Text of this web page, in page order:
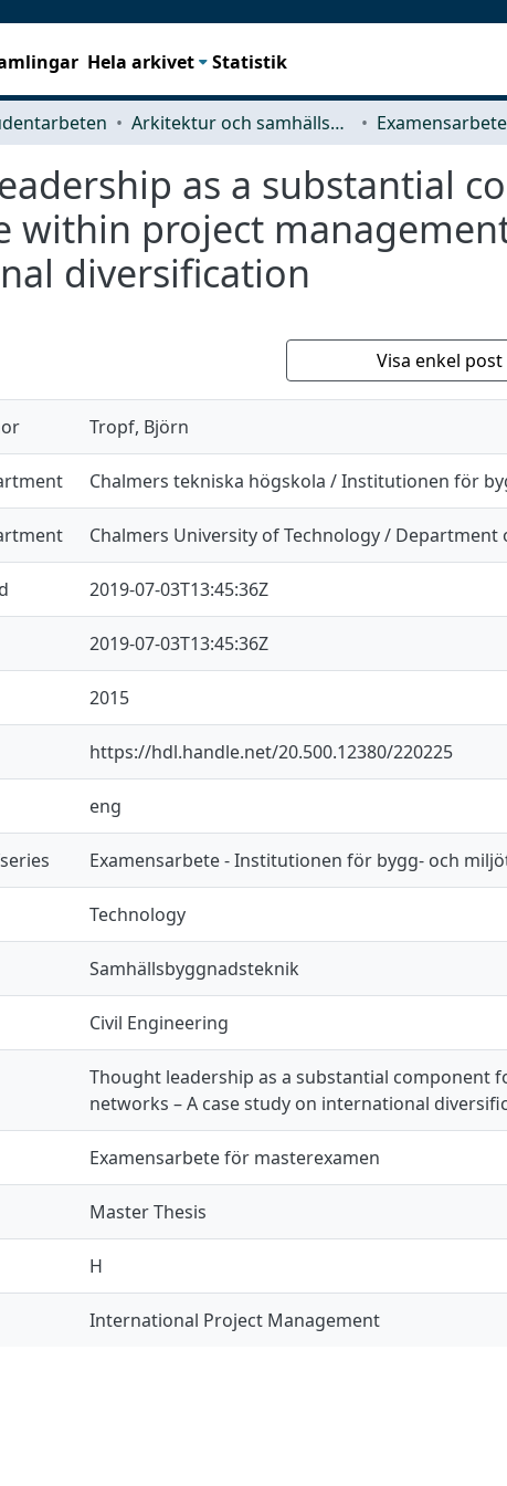
Hela arkivet Statistik
Arkitektur och samhällsbyggnadsteknik (ACE)
as a substantial
within project
diversification
Visa enkel post
Tropf, Björn
Chalmers tekniska högskola / Institutionen för
Chalmers University of Technology /
2019-07-03T13:45:36Z
2019-07-03T13:45:36Z
2015
https://hdl.handle.net/20.500.12380/220225
eng
Examensarbete - Institutionen för bygg- och
Technology
Samhällsbyggnadsteknik
Civil Engineering
Thought leadership as a substantial component
networks – A case study on international
Examensarbete för masterexamen
Master Thesis
H
International Project Management